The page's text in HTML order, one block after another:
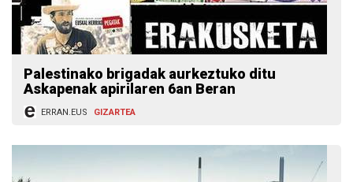
Palestinako brigadak aurkeztuko ditu
Askapenak apirilaren 6an Beran
ERRAN.EUS GIZARTEA